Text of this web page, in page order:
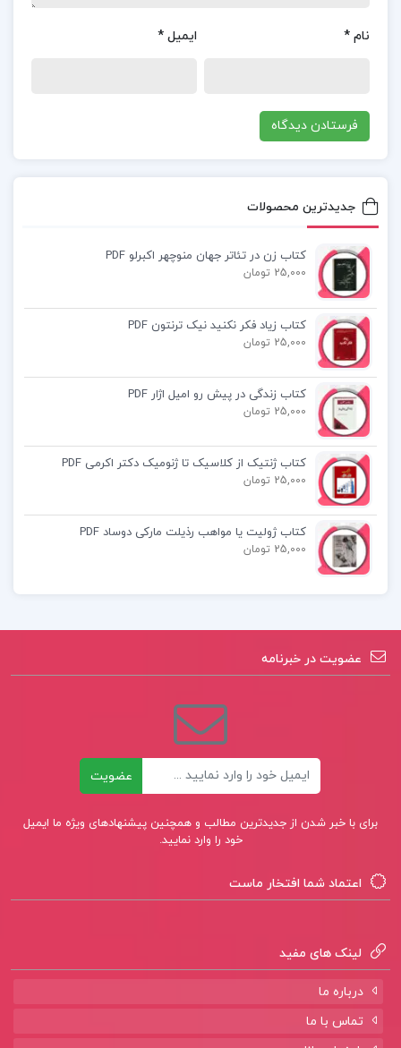
خلاصه کتاب آشنایی با فیزیک حالت جامد چارلز کیتل
pdf
pdf
کتاب پیشنهادی📚
کتاب چگونه معمارانه طراحی کنیم احسان طایفه
کتاب نظارت و رهبری آموزشی رویکردی تحولی
کتاب شازده کوچولو آنتوان دوسنت اگزوپری
نام * ایمیل *
جدیدترین محصولات
کتاب زن در تئاتر جهان منوچهر اکبرلو PDF
25,000 تومان
کتاب زیاد فکر نکنید نیک ترنتون PDF
25,000 تومان
کتاب زندگی در پیش رو امیل اژار PDF
25,000 تومان
کتاب ژنتیک از کلاسیک تا ژنومیک دکتر اکرمی PDF
25,000 تومان
کتاب ژولیت یا مواهب رذیلت مارکی دوساد PDF
25,000 تومان
عضویت در خبرنامه
عضویت
برای با خبر شدن از جدیدترین مطالب و همچنین پیشنهادهای ویژه ما ایمیل
خود را وارد نمایید.
اعتماد شما افتخار ماست
لینک های مفید
درباره ما
تماس با ما